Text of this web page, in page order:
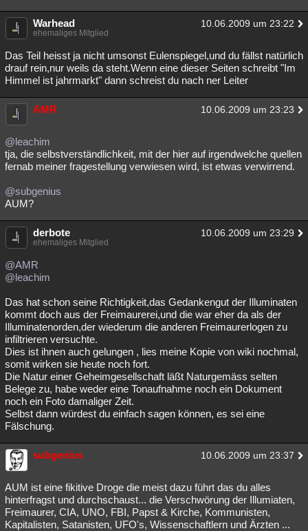
Warhead 10.06.2009 um 23:22
ehemaliges Mitglied
Das Teil heisst ja nicht umsonst Eulenspiegel,und du fällst natürlich
drauf rein,nur weils da steht.Wenn eine dieser Seiten schreibt "Im
Himmel ist jahrmarkt" dann schreist du nach ner Leiter
AMR 10.06.2009 um 23:23
@leachim
tja, die selbstverständlichkeit, mit der hier auf irgendwelche quellen
fernab meiner fragestellung verwiesen wird, ist etwas verwirrend.
@subgenius
AUM?
derbote 10.06.2009 um 23:29
ehemaliges Mitglied
@AMR
@leachim
Das hat schon seine Richtigkeit,das Gedankengut der Illuminaten
kommt doch aus der Freimaurerei,und die war eher da als der
Illuminatenorden,der wiederum die anderen Freimaurerlogen zu
infiltrieren versuchte.
Dies ist ihnen auch gelungen , lies meine Kopie von wiki nochmal,
somit wirken sie heute noch fort.
Die Natur einer Geheimgesellschaft läßt Naturgemäss selten
Belege zu, habe weder eine Tonaufnahme noch ein Dokument
noch ein Foto damaliger Zeit.
Selbst dann würdest du einfach sagen können, es sei eine
Fälschung.
subgenius 10.06.2009 um 23:37
AUM ist eine fikitive Droge die meist dazu führt das du alles
hinterfragst und durchschaust... die Verschwörung der Illumiaten,
Freimaurer, CIA, UNO, FBI, Papst & Kirche, Kommunisten,
Kapitalisten, Satanisten, UFO's, Wissenschaftlern und Ärzten ...